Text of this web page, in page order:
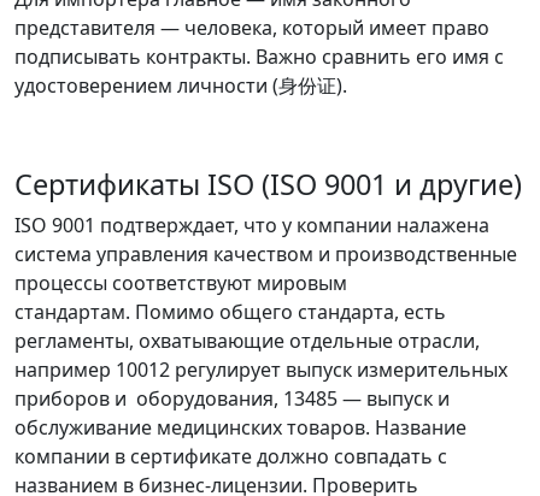
представителя — человека, который имеет право
подписывать контракты. Важно сравнить его имя с
удостоверением личности (身份证).
Сертификаты ISO (ISO 9001 и другие)
ISO 9001 подтверждает, что у компании налажена
система управления качеством и производственные
процессы соответствуют мировым
стандартам. Помимо общего стандарта, есть
регламенты, охватывающие отдельные отрасли,
например 10012 регулирует выпуск измерительных
приборов и оборудования, 13485 — выпуск и
обслуживание медицинских товаров. Название
компании в сертификате должно совпадать с
названием в бизнес-лицензии. Проверить